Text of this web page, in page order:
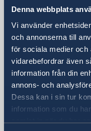
Denna webbplats
Vi använder
och annonserna till
för sociala medier
vidarebefordrar även
information från din
annons- och
Dessa kan i sin tur
information som du
samlat in när du har
Postadress
P.O. Box 1324
Nana Post
Bangkok
Thailand
Telefonnummer
Telefontid:
08.30-10.00,